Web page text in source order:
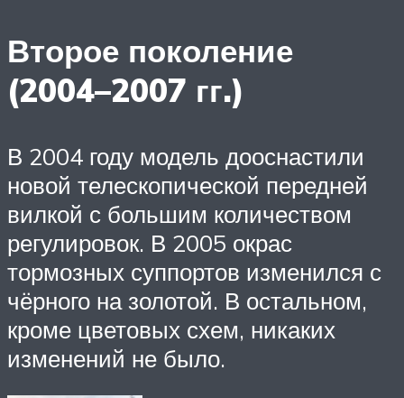
Второе поколение
(2004–2007 гг.)
В 2004 году модель дооснастили
новой телескопической передней
вилкой с большим количеством
регулировок. В 2005 окрас
тормозных суппортов изменился с
чёрного на золотой. В остальном,
кроме цветовых схем, никаких
изменений не было.